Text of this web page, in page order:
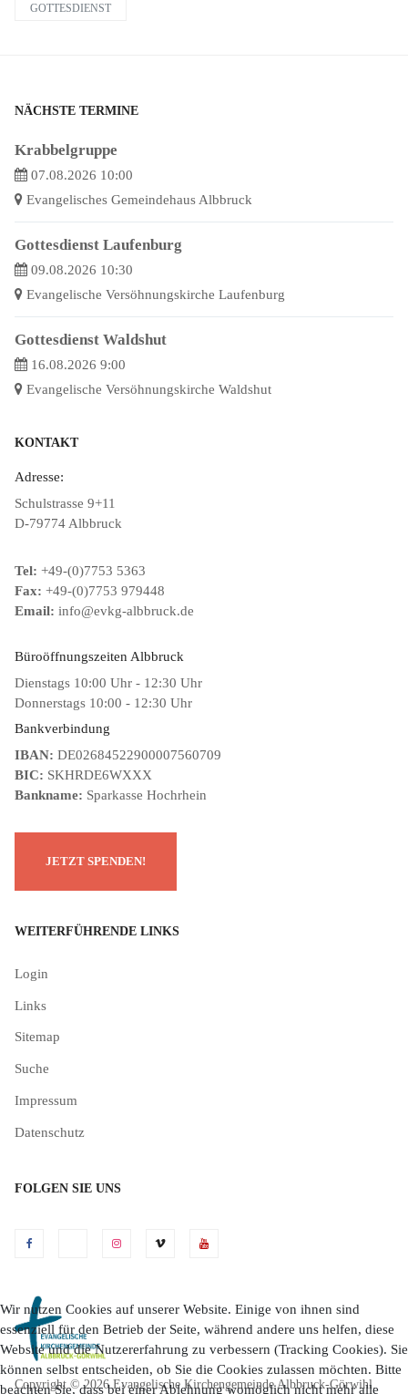
GOTTESDIENST
NÄCHSTE TERMINE
Krabbelgruppe
07.08.2026 10:00
Evangelisches Gemeindehaus Albbruck
Gottesdienst Laufenburg
09.08.2026 10:30
Evangelische Versöhnungskirche Laufenburg
Gottesdienst Waldshut
16.08.2026 9:00
Evangelische Versöhnungskirche Waldshut
KONTAKT
Adresse:
Schulstrasse 9+11
D-79774 Albbruck
Tel: +49-(0)7753 5363
Fax: +49-(0)7753 979448
Email: info@evkg-albbruck.de
Büroöffnungszeiten Albbruck
Dienstags 10:00 Uhr - 12:30 Uhr
Donnerstags 10:00 - 12:30 Uhr
Bankverbindung
IBAN: DE02684522900007560709
BIC: SKHRDE6WXXX
Bankname: Sparkasse Hochrhein
WEITERFÜHRENDE LINKS
Login
Links
Sitemap
Suche
Impressum
Datenschutz
FOLGEN SIE UNS
Copyright © 2026 Evangelische Kirchengemeinde Albbruck-Görwihl.
Wir nutzen Cookies auf unserer Website. Einige von ihnen sind
essenziell für den Betrieb der Seite, während andere uns helfen, diese
Website und die Nutzererfahrung zu verbessern (Tracking Cookies). Sie
können selbst entscheiden, ob Sie die Cookies zulassen möchten. Bitte
beachten Sie, dass bei einer Ablehnung womöglich nicht mehr alle